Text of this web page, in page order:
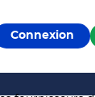
Connexion